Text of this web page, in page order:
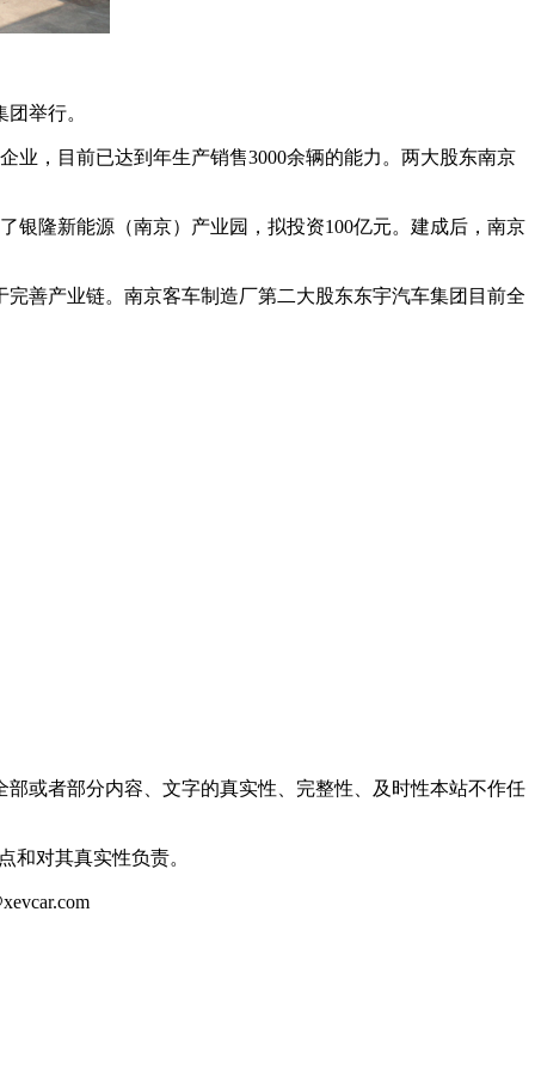
举行。
业，目前已达到年生产销售3000余辆的能力。两大股东南京
银隆新能源（南京）产业园，拟投资100亿元。建成后，南京
善产业链。南京客车制造厂第二大股东东宇汽车集团目前全
或者部分内容、文字的真实性、完整性、及时性本站不作任
和对其真实性负责。